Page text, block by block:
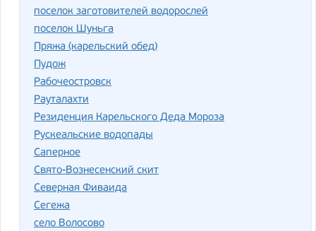
поселок заготовителей водорослей
поселок Шуньга
Пряжа (карельский обед)
Пудож
Рабочеостровск
Рауталахти
Резиденция Карельского Деда Мороза
Рускеальские водопады
Саперное
Свято-Вознесенский скит
Северная Фиваида
Сегежа
село Волосово